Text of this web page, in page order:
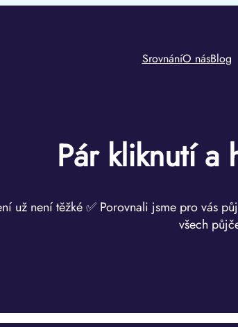
SrovnáníO násBlog
Pár kliknutí a
už není těžké ✅ Porovnali jsme pro vás
všech